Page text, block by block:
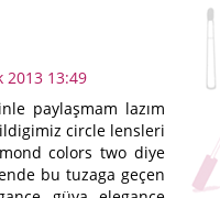
2013 13:49
paylaşmam lazım
circle lensleri
colors two diye
bu tuzaga geçen